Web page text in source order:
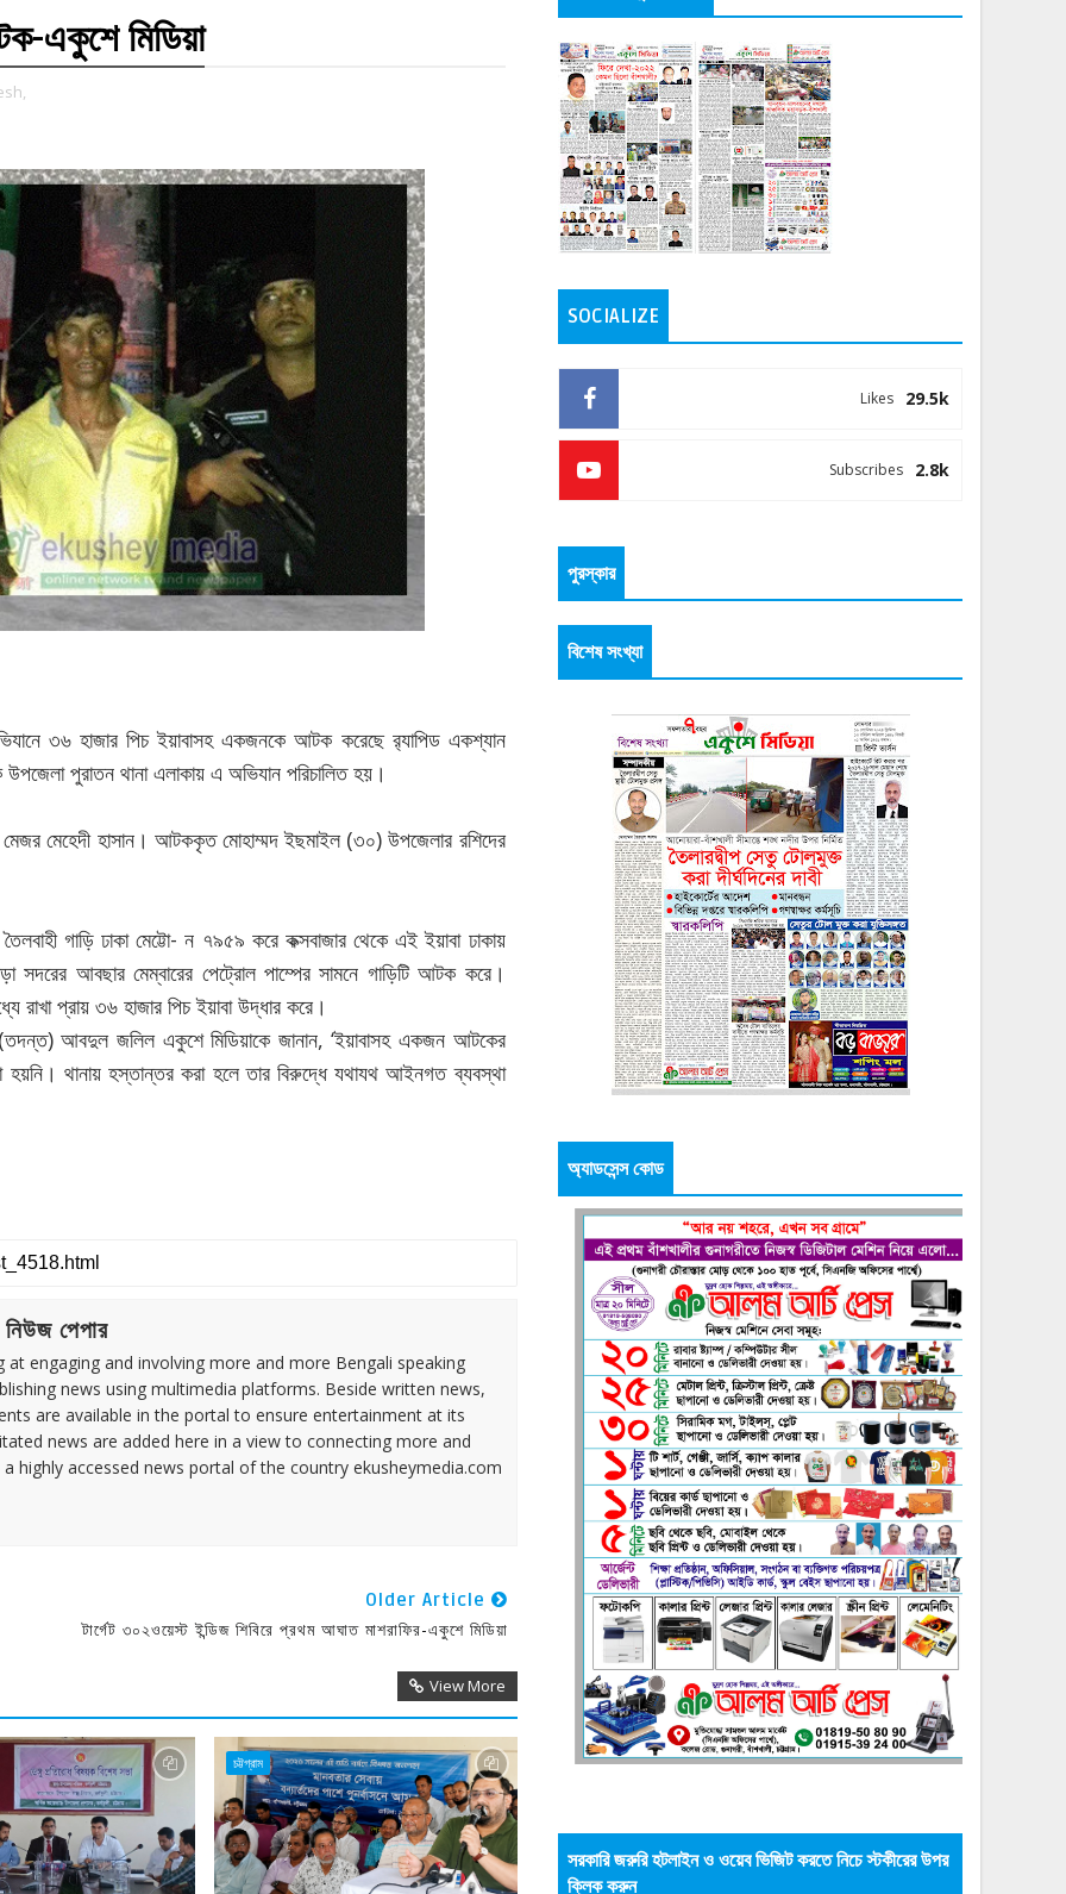
একুশে মিডিয়া
৩৬ হাজার পিচ ইয়াবাসহ একজনকে আটক করেছে র‌্যাপিড একশ্যান
উপজেলা পুরাতন থানা এলাকায় এ অভিযান পরিচালিত হয়।
মেজর মেহেদী হাসান। আটককৃত মোহাম্মদ ইছমাইল (৩০) উপজেলার রশিদের
গাড়ি ঢাকা মেট্টো- ন ৭৯৫৯ করে কক্সবাজার থেকে এই ইয়াবা ঢাকায়
সদরের আবছার মেম্বারের পেট্রোল পাম্পের সামনে গাড়িটি আটক করে।
রাখা প্রায় ৩৬ হাজার পিচ ইয়াবা উদ্ধার করে।
(তদন্ত) আবদুল জলিল একুশে মিডিয়াকে জানান, ‘ইয়াবাসহ একজন আটকের
থানায় হস্তান্তর করা হলে তার বিরুদ্ধে যথাযথ আইনগত ব্যবস্থা
পেপার
engaging and involving more and more Bengali speaking
news using multimedia platforms. Beside written news,
are available in the portal to ensure entertainment at its
news are added here in a view to connecting more and
highly accessed news portal of the country ekusheymedia.com
Older Article
টার্গেট ৩০২ওয়েস্ট ইন্ডিজ শিবিরে প্রথম আঘাত মাশরাফির-একুশে মিডিয়া
View More
চট্টগ্রাম
SOCIALIZE
29.5k
Likes
2.8k
Subscribes
পুরস্কার
বিশেষ সংখ্যা
অ্যাডসেন্স কোড
সরকারি জরুরি হটলাইন ও ওয়েব ভিজিট করতে নিচে স্টকীরের উপর
ক্লিক করুন